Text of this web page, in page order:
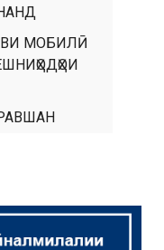
МОБИЛӢ